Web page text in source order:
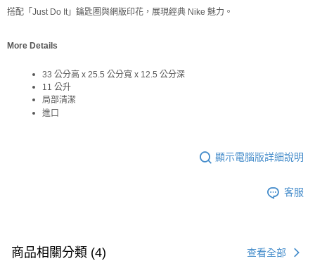
搭配「Just Do It」鑰匙圈與網版印花，展現經典 Nike 魅力。
More Details
33 公分高 x 25.5 公分寬 x 12.5 公分深
11 公升
局部清潔
進口
顯示電腦版詳細說明
客服
商品相關分類 (4) 查看全部